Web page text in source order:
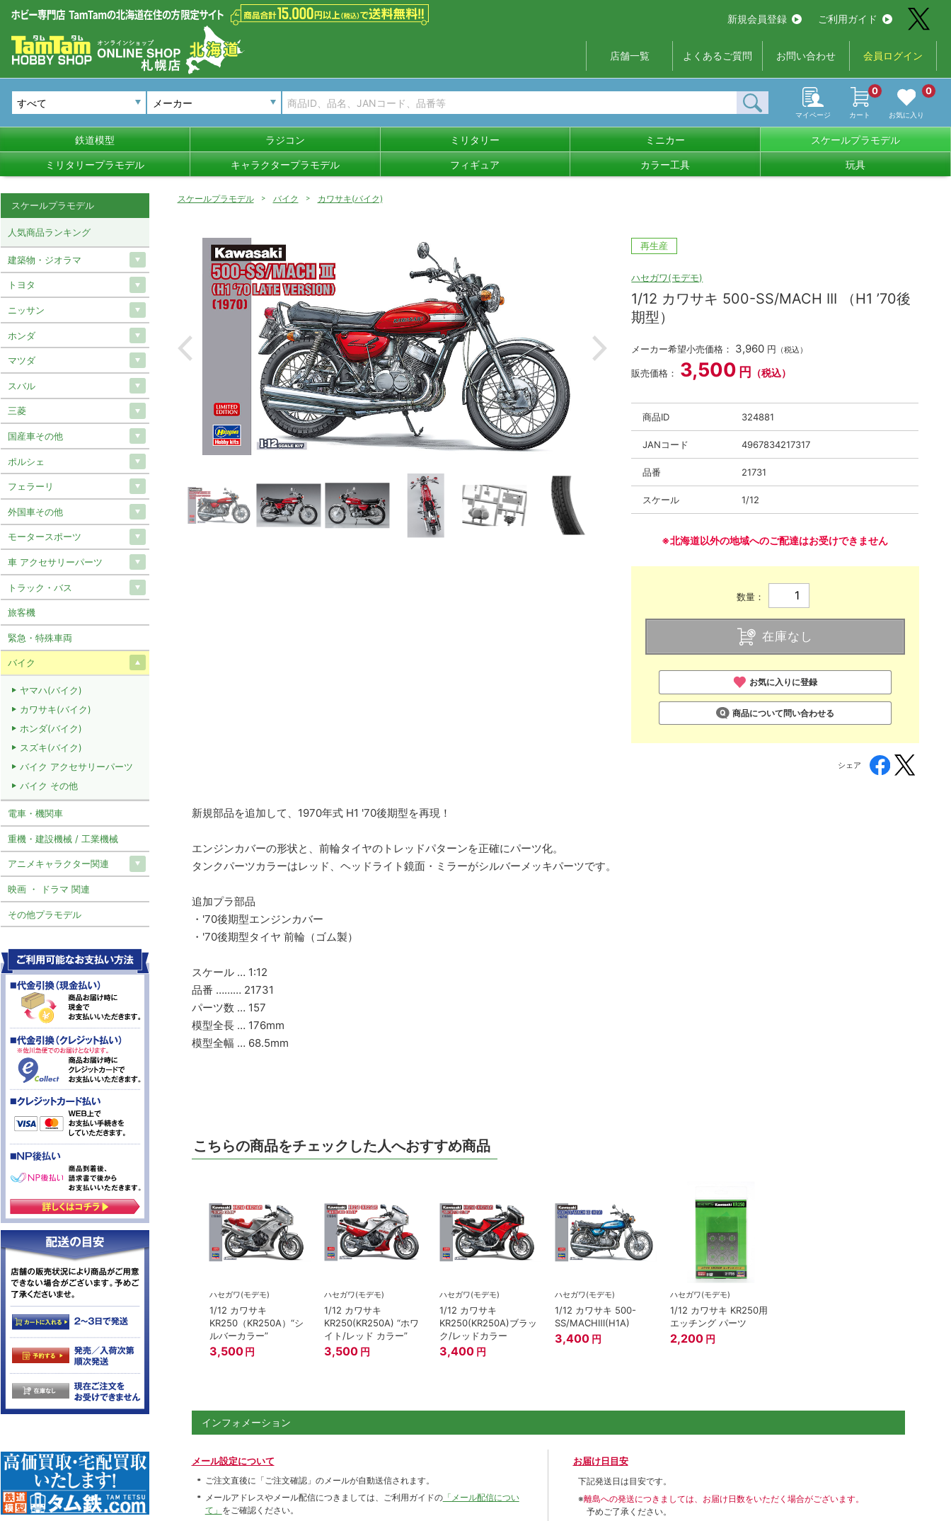
新規会員登録 ご利用ガイド
店舗一覧 よくあるご質問 お問い合わせ 会員ログイン
メーカー
マイページ カート
0
お気に入り
0
鉄道模型 ラジコン ミリタリー ミニカー スケールプラモデル
ミリタリープラモデル キャラクタープラモデル フィギュア カラー工具 玩具
スケールプラモデル バイク カワサキ(バイク)
再生産
ハセガワ(モデモ)
1/12 カワサキ 500-SS/MACH III （H1 ’70後
期型）
メーカー希望小売価格： 3,960 円 （税込）
販売価格： 3,500 円 （税込）
商品ID 324881
JANコード 4967834217317
品番 21731
スケール 1/12
※北海道以外の地域へのご配達はお受けできません
数量：
在庫なし
お気に入りに登録
商品について問い合わせる
シェア
新規部品を追加して、1970年式 H1 '70後期型を再現！
エンジンカバーの形状と、前輪タイヤのトレッドパターンを正確にパーツ化。
タンクパーツカラーはレッド、ヘッドライト鏡面・ミラーがシルバーメッキパーツです。
追加プラ部品
・'70後期型エンジンカバー
・'70後期型タイヤ 前輪（ゴム製）
スケール … 1:12
品番 ……… 21731
パーツ数 … 157
模型全長 … 176mm
模型全幅 … 68.5mm
こちらの商品をチェックした人へおすすめ商品
ハセガワ(モデモ)
1/12 カワサキ
KR250（KR250A）“シ
ルバーカラー”
3,500 円
ハセガワ(モデモ)
1/12 カワサキ
KR250(KR250A) “ホワ
イト/レッド カラー”
3,500 円
ハセガワ(モデモ)
1/12 カワサキ
KR250(KR250A)ブラッ
ク/レッドカラー
3,400 円
ハセガワ(モデモ)
1/12 カワサキ 500-
SS/MACHⅢ(H1A)
3,400 円
ハセガワ(モデモ)
1/12 カワサキ KR250用
エッチング パーツ
2,200 円
インフォメーション
メール設定について
ご注文直後に「ご注文確認」のメールが自動送信されます。
メールアドレスやメール配信につきましては、ご利用ガイドの「メール配信につい
て」 をご確認ください。
お届け日目安
下記発送日は目安です。
※離島への発送につきましては、お届け日数をいただく場合がございます。
予めご了承ください。
スケールプラモデル
人気商品ランキング
建築物・ジオラマ
トヨタ
ニッサン
ホンダ
マツダ
スバル
三菱
国産車その他
ポルシェ
フェラーリ
外国車その他
モータースポーツ
車 アクセサリーパーツ
トラック・バス
旅客機
緊急・特殊車両
バイク
ヤマハ(バイク)
カワサキ(バイク)
ホンダ(バイク)
スズキ(バイク)
バイク アクセサリーパーツ
バイク その他
電車・機関車
重機・建設機械 / 工業機械
アニメキャラクター関連
映画 ・ ドラマ 関連
その他プラモデル